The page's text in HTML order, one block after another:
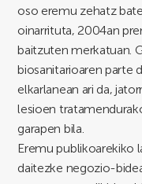
oso eremu zehatz
oinarrituta, 2004an
baitzuten merkatuan.
biosanitarioaren parte
elkarlanean ari da,
lesioen
garapen bila.
Eremu publikoarekiko
daitezke negozio-